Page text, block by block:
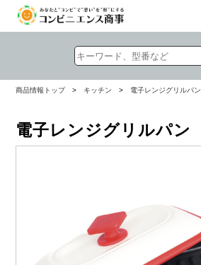
商品情報トップ > キッチン > 電子レンジグリルパン
電子レンジグリルパン